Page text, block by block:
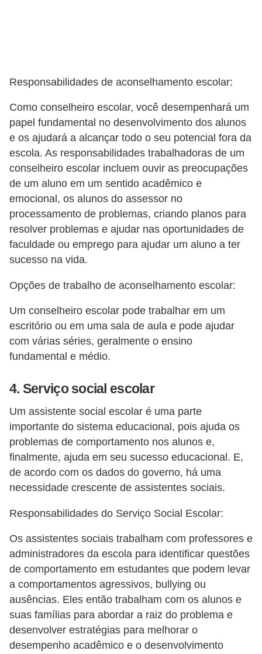
Responsabilidades de aconselhamento escolar:
Como conselheiro escolar, você desempenhará um
papel fundamental no desenvolvimento dos alunos
e os ajudará a alcançar todo o seu potencial fora da
escola. As responsabilidades trabalhadoras de um
conselheiro escolar incluem ouvir as preocupações
de um aluno em um sentido acadêmico e
emocional, os alunos do assessor no
processamento de problemas, criando planos para
resolver problemas e ajudar nas oportunidades de
faculdade ou emprego para ajudar um aluno a ter
sucesso na vida.
Opções de trabalho de aconselhamento escolar:
Um conselheiro escolar pode trabalhar em um
escritório ou em uma sala de aula e pode ajudar
com várias séries, geralmente o ensino
fundamental e médio.
4. Serviço social escolar
Um assistente social escolar é uma parte
importante do sistema educacional, pois ajuda os
problemas de comportamento nos alunos e,
finalmente, ajuda em seu sucesso educacional. E,
de acordo com os dados do governo, há uma
necessidade crescente de assistentes sociais.
Responsabilidades do Serviço Social Escolar:
Os assistentes sociais trabalham com professores e
administradores da escola para identificar questões
de comportamento em estudantes que podem levar
a comportamentos agressivos, bullying ou
ausências. Eles então trabalham com os alunos e
suas famílias para abordar a raiz do problema e
desenvolver estratégias para melhorar o
desempenho acadêmico e o desenvolvimento
n
t
r
o
l
e
e
p
o
n
t